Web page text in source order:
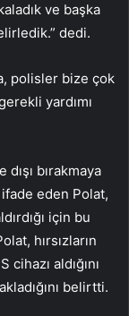
ve başka
dedi.
polisler bize çok
yardımı
dışı bırakmaya
ifade eden Polat,
için bu
hırsızların
cihazı aldığını
belirtti.